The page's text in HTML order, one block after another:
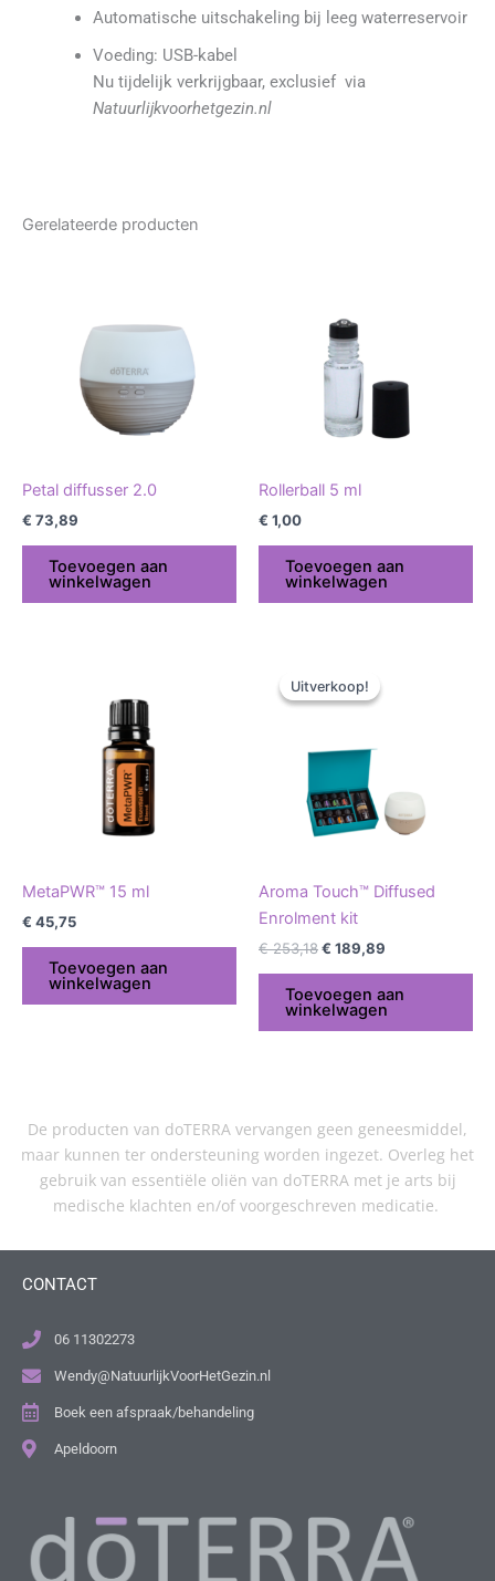
Automatische uitschakeling bij leeg waterreservoir
Voeding: USB-kabel
Nu tijdelijk verkrijgbaar, exclusief via
Natuurlijkvoorhetgezin.nl
Gerelateerde producten
Petal diffusser 2.0
€ 73,89
Toevoegen aan
winkelwagen
Rollerball 5 ml
€ 1,00
Toevoegen aan
winkelwagen
MetaPWR™ 15 ml
€ 45,75
Toevoegen aan
winkelwagen
Uitverkoop!
Uitverkoop!
Aroma Touch™ Diffused
Enrolment kit
€253,18
prijs
was:
€ 189,89
Toevoegen aan
winkelwagen
De producten van doTERRA vervangen geen geneesmiddel,
maar kunnen ter ondersteuning worden ingezet. Overleg het
gebruik van essentiële oliën van doTERRA met je arts bij
medische klachten en/of voorgeschreven medicatie.
CONTACT
06 11302273
Wendy@NatuurlijkVoorHetGezin.nl
Boek een afspraak/behandeling
Apeldoorn